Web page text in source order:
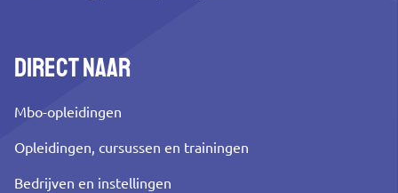
Direct naar
Mbo-opleidingen
Opleidingen, cursussen en trainingen
Bedrijven en instellingen